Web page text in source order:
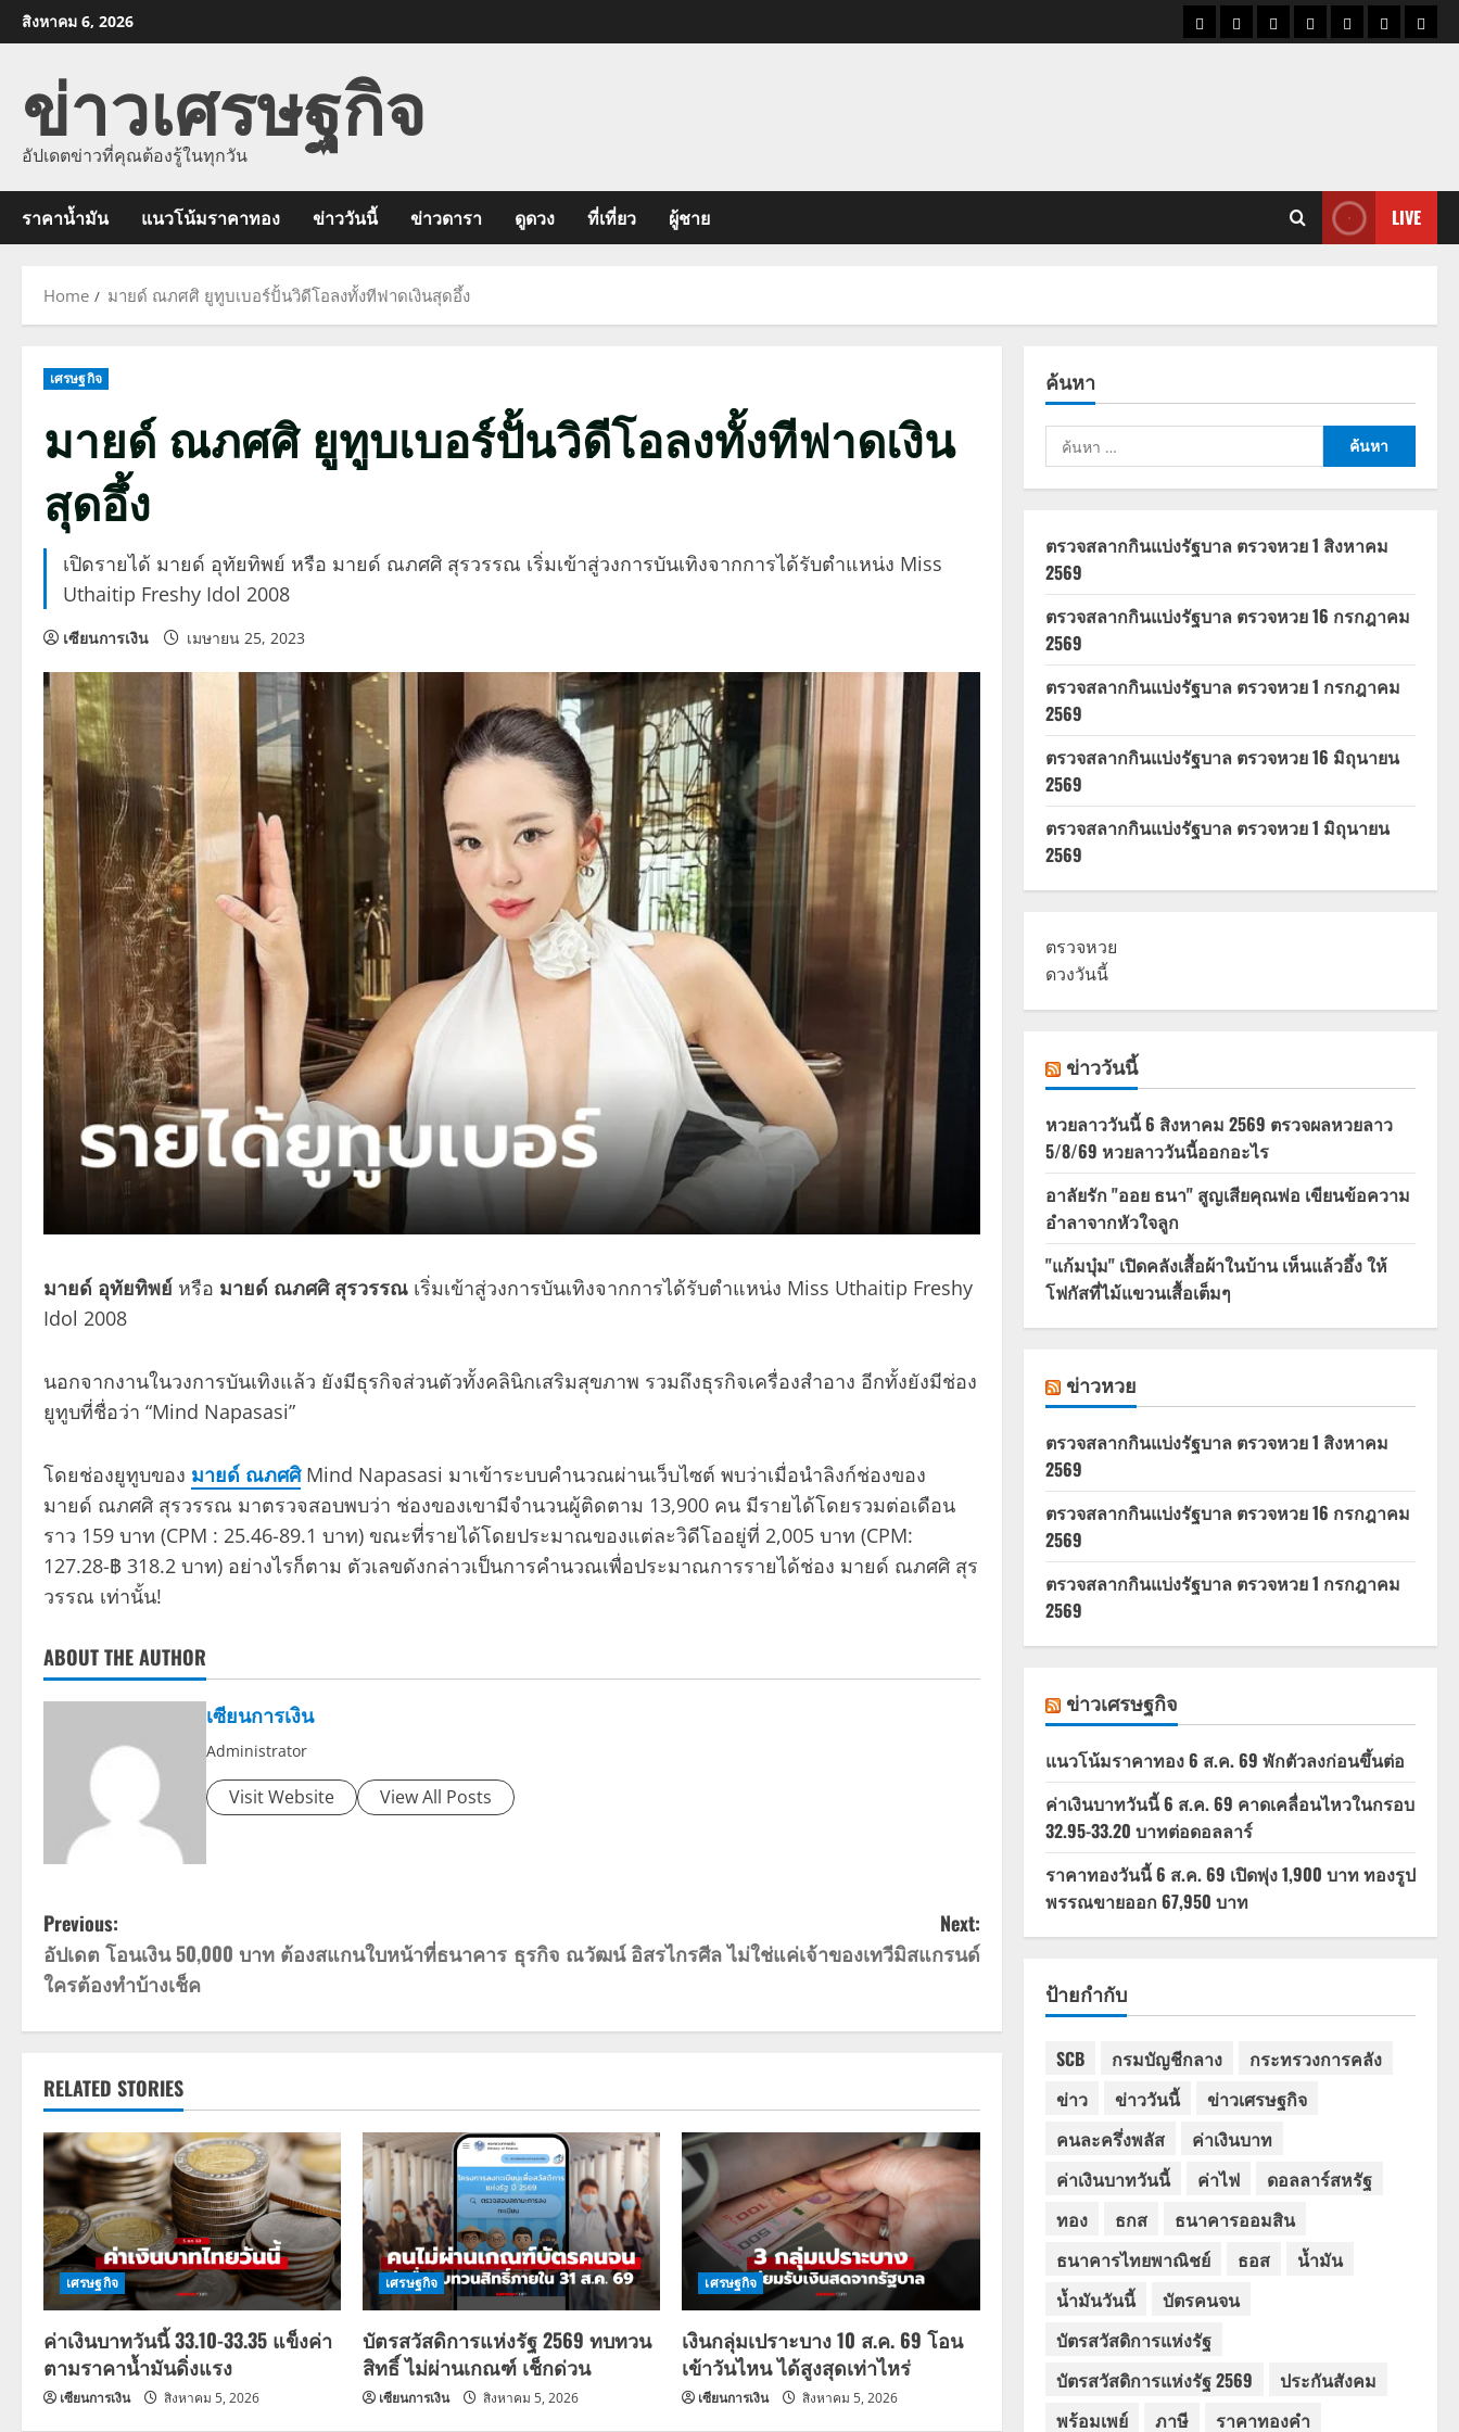
Skip
to
สิงหาคม 6, 2026
ราคาแนว
ข่าว
ข่าว
ดูด
ที่
ผู้ชา
ข่าวเศรษฐกิจ
อัปเดตข่าวที่คุณต้องรู้ในทุกวัน
ราคาน้ำมัน แนวโน้มราคาทอง ข่าววันนี้ ข่าวดารา ดูดวง ที่เที่ยว ผู้ชาย LIVE
Home มายด์ ณภศศิ ยูทูบเบอร์ปั้นวิดีโอลงทั้งทีฟาดเงินสุดอึ้ง
เศรษฐกิจ
มายด์ ณภศศิ ยูทูบเบอร์ปั้นวิดีโอลงทั้งทีฟาดเงิน
สุดอึ้ง
เปิดรายได้ มายด์ อุทัยทิพย์ หรือ มายด์ ณภศศิ สุรวรรณ เริ่มเข้าสู่วงการบันเทิงจากการได้รับตำแหน่ง Miss
Uthaitip Freshy Idol 2008
เซียนการเงิน เมษายน 25, 2023
มายด์ อุทัยทิพย์ หรือ มายด์ ณภศศิ สุรวรรณ เริ่มเข้าสู่วงการบันเทิงจากการได้รับตำแหน่ง Miss Uthaitip Freshy
Idol 2008
นอกจากงานในวงการบันเทิงแล้ว ยังมีธุรกิจส่วนตัวทั้งคลินิกเสริมสุขภาพ รวมถึงธุรกิจเครื่องสำอาง อีกทั้งยังมีช่อง
ยูทูบที่ชื่อว่า “Mind Napasasi”
โดยช่องยูทูบของ มายด์ ณภศศิMind Napasasi มาเข้าระบบคำนวณผ่านเว็บไซต์ พบว่าเมื่อนำลิงก์ช่องของ
มายด์ ณภศศิ สุรวรรณ มาตรวจสอบพบว่า ช่องของเขามีจำนวนผู้ติดตาม 13,900 คน มีรายได้โดยรวมต่อเดือน
ราว 159 บาท (CPM : 25.46-89.1 บาท) ขณะที่รายได้โดยประมาณของแต่ละวิดีโออยู่ที่ 2,005 บาท (CPM:
127.28-฿ 318.2 บาท) อย่างไรก็ตาม ตัวเลขดังกล่าวเป็นการคำนวณเพื่อประมาณการรายได้ช่อง มายด์ ณภศศิ สุร
วรรณ เท่านั้น!
ABOUT THE AUTHOR
เซียนการเงิน
Administrator
Visit Website View All Posts
P
o
s
n
a
v
i
g
a
t
Previous:
อัปเดต โอนเงิน 50,000 บาท ต้องสแกนใบหน้าที่ธนาคาร
ใครต้องทำบ้างเช็ค
Next:
ธุรกิจ ณวัฒน์ อิสรไกรศีล ไม่ใช่แค่เจ้าของเทวีมิสแกรนด์
RELATED STORIES
เศรษฐกิจ
ค่าเงินบาทวันนี้ 33.10-33.35 แข็งค่า
ตามราคาน้ำมันดิ่งแรง
เซียนการเงิน สิงหาคม 5, 2026
เศรษฐกิจ
บัตรสวัสดิการแห่งรัฐ 2569 ทบทวน
สิทธิ์ ไม่ผ่านเกณฑ์ เช็กด่วน
เซียนการเงิน สิงหาคม 5, 2026
เศรษฐกิจ
เงินกลุ่มเปราะบาง 10 ส.ค. 69 โอน
เข้าวันไหน ได้สูงสุดเท่าไหร่
เซียนการเงิน สิงหาคม 5, 2026
ค้นหา
ค้นหา
สำหรับ:
ตรวจสลากกินแบ่งรัฐบาล ตรวจหวย 1 สิงหาคม
2569
ตรวจสลากกินแบ่งรัฐบาล ตรวจหวย 16 กรกฎาคม
2569
ตรวจสลากกินแบ่งรัฐบาล ตรวจหวย 1 กรกฎาคม
2569
ตรวจสลากกินแบ่งรัฐบาล ตรวจหวย 16 มิถุนายน
2569
ตรวจสลากกินแบ่งรัฐบาล ตรวจหวย 1 มิถุนายน
2569
ตรวจหวย
ดวงวันนี้
ข่าววันนี้
หวยลาววันนี้ 6 สิงหาคม 2569 ตรวจผลหวยลาว
5/8/69 หวยลาววันนี้ออกอะไร
อาลัยรัก "ออย ธนา" สูญเสียคุณพ่อ เขียนข้อความ
อำลาจากหัวใจลูก
"แก้มบุ๋ม" เปิดคลังเสื้อผ้าในบ้าน เห็นแล้วอึ้ง ให้
โฟกัสที่ไม้แขวนเสื้อเต็มๆ
ข่าวหวย
ตรวจสลากกินแบ่งรัฐบาล ตรวจหวย 1 สิงหาคม
2569
ตรวจสลากกินแบ่งรัฐบาล ตรวจหวย 16 กรกฎาคม
2569
ตรวจสลากกินแบ่งรัฐบาล ตรวจหวย 1 กรกฎาคม
2569
ข่าวเศรษฐกิจ
แนวโน้มราคาทอง 6 ส.ค. 69 พักตัวลงก่อนขึ้นต่อ
ค่าเงินบาทวันนี้ 6 ส.ค. 69 คาดเคลื่อนไหวในกรอบ
32.95-33.20 บาทต่อดอลลาร์
ราคาทองวันนี้ 6 ส.ค. 69 เปิดพุ่ง 1,900 บาท ทองรูป
พรรณขายออก 67,950 บาท
ป้ายกำกับ
SCB กรมบัญชีกลาง
กระทรวงการคลัง
ข่าว
ข่าววันนี้
ข่าวเศรษฐกิจ
คนละครึ่งพลัส
ค่าเงินบาท
ค่าเงินบาทวันนี้
ค่าไฟ
ดอลลาร์สหรัฐ
ทอง
ธกส
ธนาคารออมสิน
ธนาคารไทยพาณิชย์
ธอส
น้ำมัน
น้ำมันวันนี้
บัตรคนจน
บัตรสวัสดิการแห่งรัฐ
บัตรสวัสดิการแห่งรัฐ 2569
ประกันสังคม
พร้อมเพย์
ภาษี ราคาทองคำ